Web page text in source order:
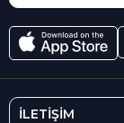
İLETİŞİM